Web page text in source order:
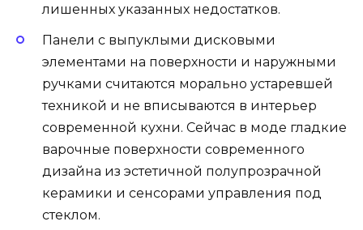
лишенных указанных недостатков.
Панели с выпуклыми дисковыми
элементами на поверхности и наружными
ручками считаются морально устаревшей
техникой и не вписываются в интерьер
современной кухни. Сейчас в моде гладкие
варочные поверхности современного
дизайна из эстетичной полупрозрачной
керамики и сенсорами управления под
стеклом.